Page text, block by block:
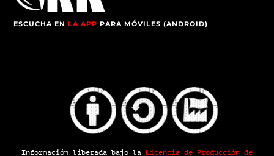
ESCUCHA ENLA APP PARA MÓVILES (ANDROID)
Información liberada bajo la Licencia de Producción de